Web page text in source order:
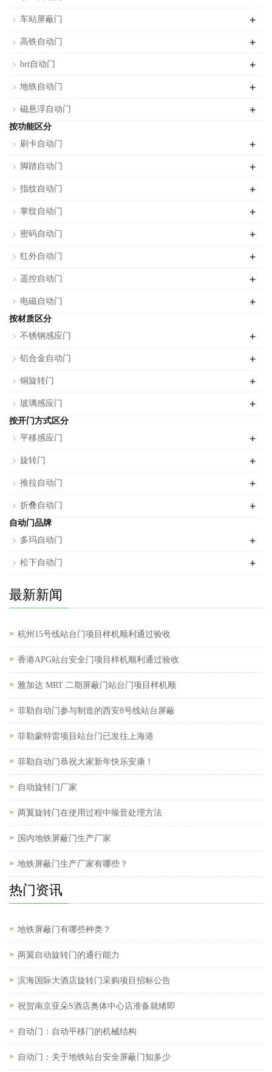
车站屏蔽门 +
高铁自动门 +
brt自动门 +
地铁自动门 +
磁悬浮自动门 +
按功能区分
刷卡自动门
+
脚踏自动门 +
指纹自动门 +
掌纹自动门 +
密码自动门 +
红外自动门 +
遥控自动门 +
电磁自动门 +
按材质区分
不锈钢感应门
+
铝合金自动门 +
铜旋转门 +
玻璃感应门 +
按开门方式区分
平移感应门
+
旋转门 +
推拉自动门 +
折叠自动门 +
自动门品牌
多玛自动门
+
松下自动门 +
最新新闻
杭州15号线站台门项目样机顺利通过验收
香港APG站台安全门项目样机顺利通过验收
雅加达 MRT 二期屏蔽门站台门项目样机顺
菲勒自动门参与制造的西安8号线站台屏蔽
菲勒蒙特雷项目站台门已发往上海港
菲勒自动门恭祝大家新年快乐安康！
自动旋转门厂家
两翼旋转门在使用过程中噪音处理方法
国内地铁屏蔽门生产厂家
地铁屏蔽门生产厂家有哪些？
热门资讯
地铁屏蔽门有哪些种类？
两翼自动旋转门的通行能力
滨海国际大酒店旋转门采购项目招标公告
祝贺南京亚朵S酒店奥体中心店准备就绪即
自动门：自动平移门的机械结构
自动门：关于地铁站台安全屏蔽门知多少